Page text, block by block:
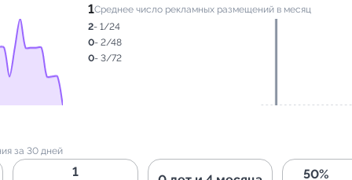
1Среднее число рекламных размещений в месяц
2- 1/24
0- 2/48
0- 3/72
за 30 дней
1 50%